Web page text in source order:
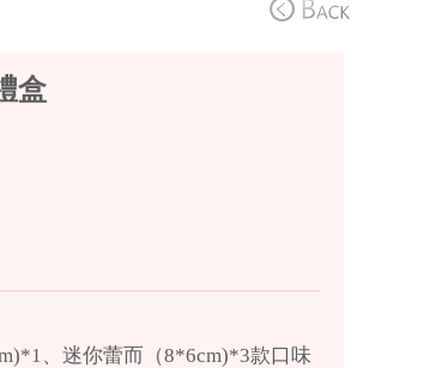
盒
、迷你蕾而（8*6cm)*3款口味